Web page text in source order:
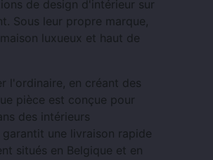
de design d'intérieur sur
Sous leur propre marque,
luxueux et haut de
l'ordinaire, en créant des
pièce est conçue pour
des intérieurs
une livraison rapide
situés en Belgique et en